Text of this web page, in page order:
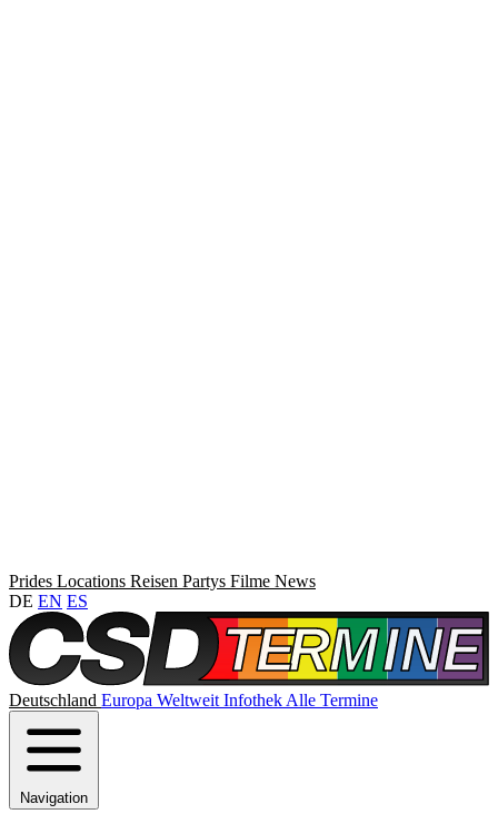
Prides Locations Reisen Partys Filme News
DE EN ES
Deutschland Europa Weltweit Infothek Alle Termine
Navigation